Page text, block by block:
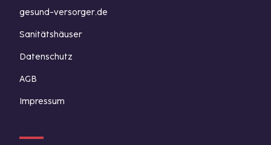
gesund-versorger.de
Sanitätshäuser
Datenschutz
AGB
Impressum